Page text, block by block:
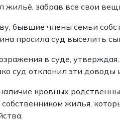
забрав все свои
бывшие члены семьи
просила суд выселить
в суде,
суд отклонил эти доводы
кровных
жилья,